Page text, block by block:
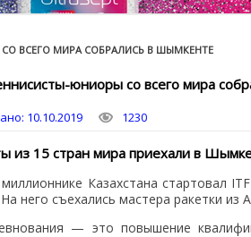
ВСЕГО МИРА СОБРАЛИСЬ В ШЫМКЕНТЕ
юниоры со всего мира
10.10.2019 1230
из 15 стран мира приехали в
Казахстана стартовал
него съехались мастера ракетки
— это повышение